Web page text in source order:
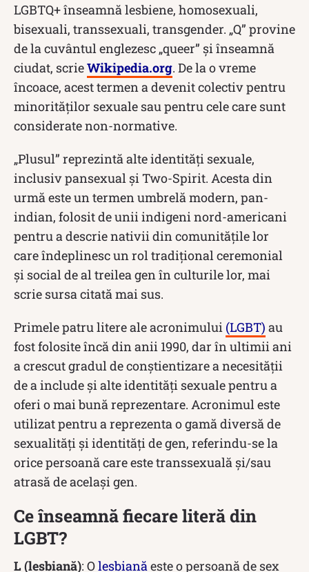
LGBTQ+ înseamnă lesbiene, homosexuali,
bisexuali, transsexuali, transgender. „Q” provine
de la cuvântul englezesc „queer” și înseamnă
ciudat, scrieWikipedia.org. De la o vreme
încoace, acest termen a devenit colectiv pentru
minorităților sexuale sau pentru cele care sunt
considerate non-normative.
„Plusul” reprezintă alte identități sexuale,
inclusiv pansexual și Two-Spirit. Acesta din
urmă este un termen umbrelă modern, pan-
indian, folosit de unii indigeni nord-americani
pentru a descrie nativii din comunitățile lor
care îndeplinesc un rol tradițional ceremonial
și social de al treilea gen în culturile lor, mai
scrie sursa citată mai sus.
Primele patru litere ale acronimului (LGBT) au
fost folosite încă din anii 1990, dar în ultimii ani
a crescut gradul de conștientizare a necesității
de a include și alte identități sexuale pentru a
oferi o mai bună reprezentare. Acronimul este
utilizat pentru a reprezenta o gamă diversă de
sexualități și identități de gen, referindu-se la
orice persoană care este transsexuală și/sau
atrasă de același gen.
Ce înseamnă fiecare literă din
LGBT?
L (lesbiană): Olesbiană este o persoană de sex